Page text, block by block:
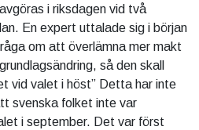
i riksdagen vid två
En expert uttalade sig i början
om att överlämna mer makt
så den skall
vid valet i höst” Detta har inte
svenska folket inte var
i september. Det var först